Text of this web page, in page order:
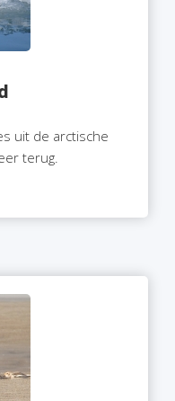
uit de arctische
terug.